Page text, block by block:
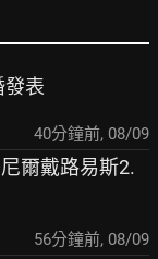
發表
40分鐘前, 08/09
爾戴路易斯2.
56分鐘前, 08/09